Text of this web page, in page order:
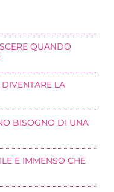
QUANDO
LA
BISOGNO DI UNA
E IMMENSO CHE